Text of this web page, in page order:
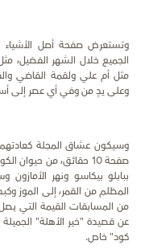
وتستعرض صفحة أصل الأشياء
الجميع خلال الشهر الفضيل،
مثل أم علي ولقمة القاضي
وعلى يدٍ من وفي أي عصر إلى
وسيكون عشاق المجلة
صفحة10 حقائق، من حيوان
ببابلو بيكاسو ونهر الأمازون
المظلم من القمر، إلى الموز
من المسابقات القيمة التي
عن قصيدة "خير الأهلة" الجميلة
كود" خاص.